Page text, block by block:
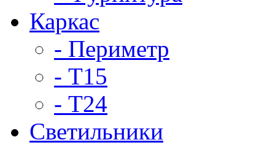
Каркас
- Периметр
- Т15
- Т24
Светильники